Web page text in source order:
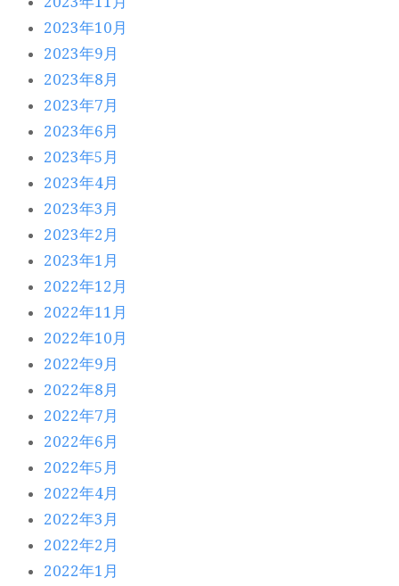
2023年10月
2023年9月
2023年8月
2023年7月
2023年6月
2023年5月
2023年4月
2023年3月
2023年2月
2023年1月
2022年12月
2022年11月
2022年10月
2022年9月
2022年8月
2022年7月
2022年6月
2022年5月
2022年4月
2022年3月
2022年2月
2022年1月